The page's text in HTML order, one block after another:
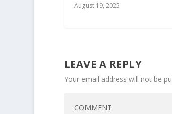
August 19, 2025
LEAVE A REPLY
Your email address will not be